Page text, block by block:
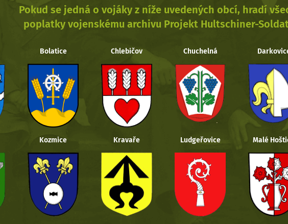
Pokud se jedná o vojáky z níže uvedených obcí, hradí
poplatky vojenskému archivu Projekt Hultschiner-
Bolatice Chlebičov Chuchelná
Kozmice Kravaře Ludgeřovice Malé